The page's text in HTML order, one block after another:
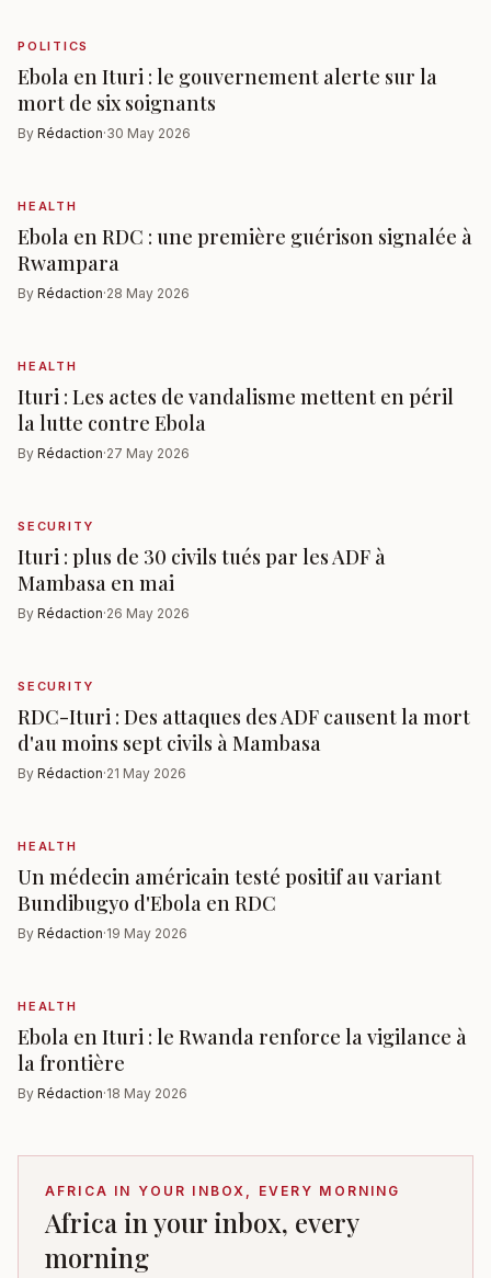
POLITICS
Ebola en Ituri : le gouvernement alerte sur la
mort de six soignants
By Rédaction·30 May 2026
HEALTH
Ebola en RDC : une première guérison signalée à
Rwampara
By Rédaction·28 May 2026
HEALTH
Ituri : Les actes de vandalisme mettent en péril
la lutte contre Ebola
By Rédaction·27 May 2026
SECURITY
Ituri : plus de 30 civils tués par les ADF à
Mambasa en mai
By Rédaction·26 May 2026
SECURITY
RDC-Ituri : Des attaques des ADF causent la mort
d'au moins sept civils à Mambasa
By Rédaction·21 May 2026
HEALTH
Un médecin américain testé positif au variant
Bundibugyo d'Ebola en RDC
By Rédaction·19 May 2026
HEALTH
Ebola en Ituri : le Rwanda renforce la vigilance à
la frontière
By Rédaction·18 May 2026
AFRICA IN YOUR INBOX, EVERY MORNING
Africa in your inbox, every
morning